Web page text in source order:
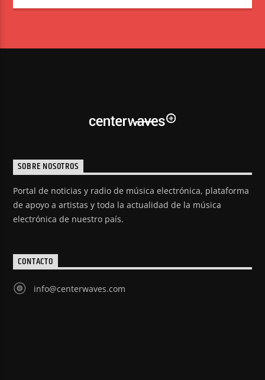
SOBRE NOSOTROS
Portal de noticias y radio de música electrónica, plataforma
de apoyo a artistas y toda la actualidad de la música
electrónica de nuestro país.
CONTACTO
info@centerwaves.com